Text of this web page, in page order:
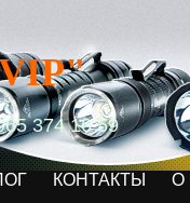
374 16 59
КОНТАКТЫ О